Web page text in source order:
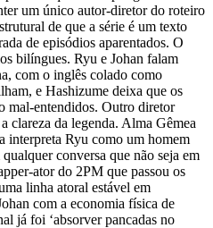
um único autor-diretor do roteiro
de que a série é um texto
de episódios aparentados. O
bilíngues. Ryu e Johan falam
com o inglês colado como
e Hashizume deixa que os
mal-entendidos. Outro diretor
clareza da legenda. Alma Gêmea
interpreta Ryu como um homem
conversa que não seja em
ator do 2PM que passou os
linha atoral estável em
com a economia física de
já foi ‘absorver pancadas no